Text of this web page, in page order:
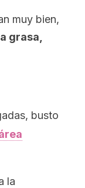
muy bien,
grasa,
busto
la